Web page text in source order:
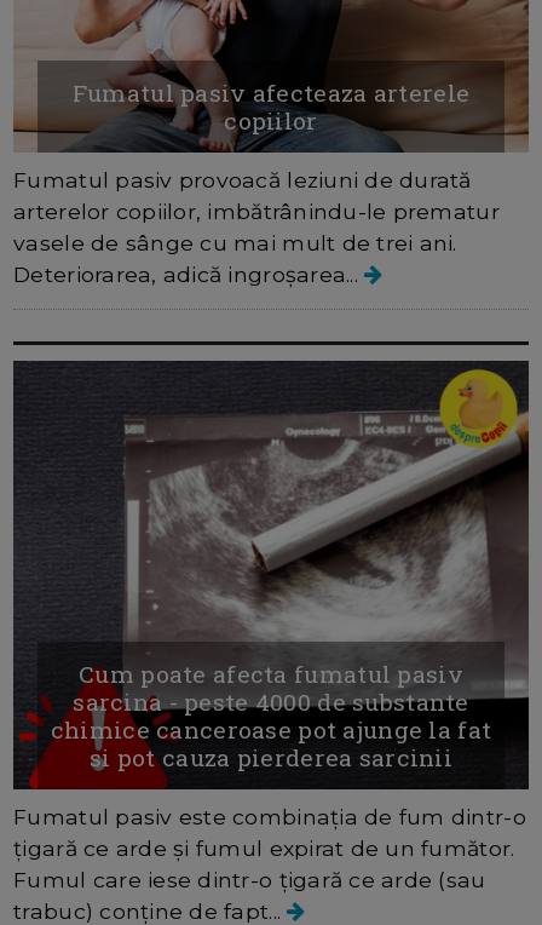
Fumatul pasiv afecteaza arterele
copiilor
Fumatul pasiv provoacă leziuni de durată
arterelor copiilor, imbătrânindu-le prematur
vasele de sânge cu mai mult de trei ani.
Deteriorarea, adică ingroșarea...
Cum poate afecta fumatul pasiv
sarcina - peste 4000 de substante
chimice canceroase pot ajunge la fat
si pot cauza pierderea sarcinii
Fumatul pasiv este combinația de fum dintr-o
țigară ce arde și fumul expirat de un fumător.
Fumul care iese dintr-o țigară ce arde (sau
trabuc) conține de fapt...